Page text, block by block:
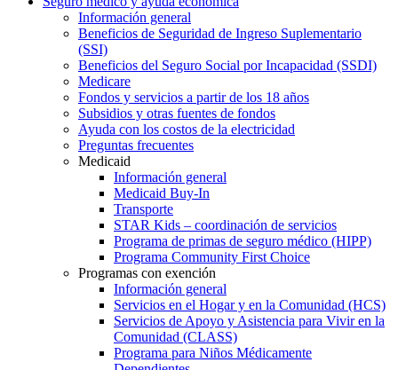
Información general
Beneficios de Seguridad de Ingreso Suplementario
(SSI)
Beneficios del Seguro Social por Incapacidad (SSDI)
Medicare
Fondos y servicios a partir de los 18 años
Subsidios y otras fuentes de fondos
Ayuda con los costos de la electricidad
Preguntas frecuentes
Medicaid
Información general
Medicaid Buy-In
Transporte
STAR Kids – coordinación de servicios
Programa de primas de seguro médico (HIPP)
Programa Community First Choice
Programas con exención
Información general
Servicios en el Hogar y en la Comunidad (HCS)
Servicios de Apoyo y Asistencia para Vivir en la
Comunidad (CLASS)
Programa para Niños Médicamente